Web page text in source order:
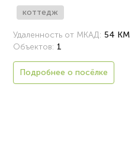
коттедж
Удаленность от МКАД: 54 КМ
Объектов: 1
Подробнее о посёлке